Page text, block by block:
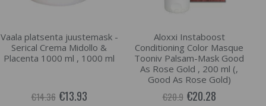
Vaala platsenta juustemask -
Serical Crema Midollo &
Placenta 1000 ml , 1000 ml
€14.36 €13.93
Aloxxi Instaboost
Conditioning Color Masque
Tooniv Palsam-Mask Good
As Rose Gold , 200 ml (,
Good As Rose Gold)
€20.9 €20.28